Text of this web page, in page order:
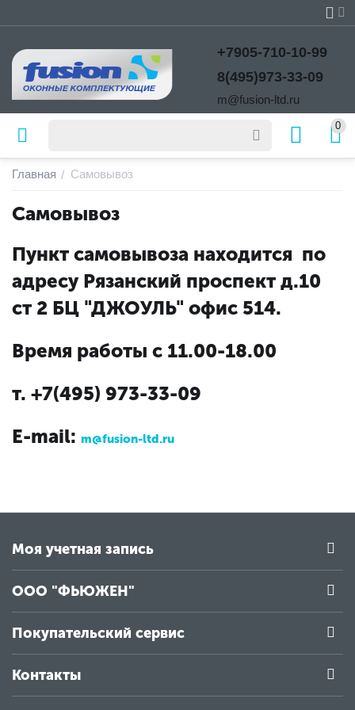
+7905-710-10-99
8(495)973-33-09
m@fusion-ltd.ru
0
Главная / Самовывоз
Самовывоз
Пункт самовывоза находится по
адресу Рязанский проспект д.10
ст 2 БЦ "ДЖОУЛЬ" офис 514.
Время работы с 11.00-18.00
т. +7(495) 973-33-09
E-mail: m@fusion-ltd.ru
Моя учетная запись
ООО "ФЬЮЖЕН"
Покупательский сервис
Контакты